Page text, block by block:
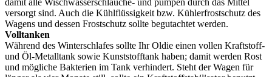
versorgt sind. Auch die Kühlflüssigkeit bzw. Kühlerfrostschutz des
Wagens und dessen Frostschutz sollte begutachtet werden.
Volltanken
Während des Winterschlafes sollte Ihr Oldie einen vollen Kraftstoff-
und Öl-Metalltank sowie Kunststofftank haben; damit werden Rost
und mögliche Bakterien im Tank verhindert. Steht der Wagen für